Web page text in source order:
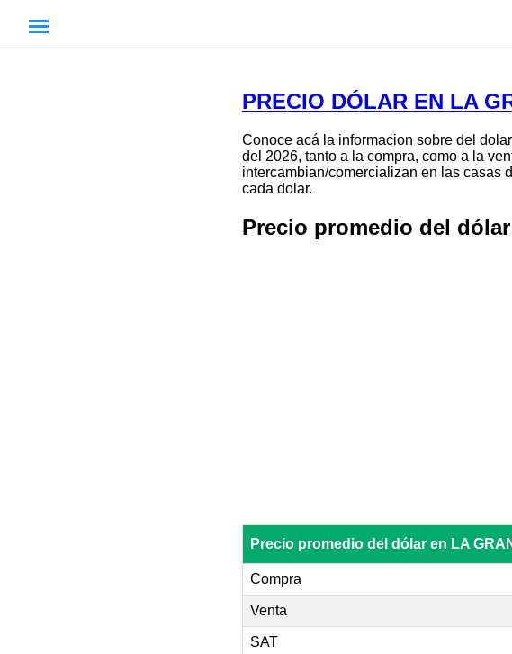
PRECIO DÓLAR EN LA
Conoce acá la informacion sobre del
del 2026, tanto a la compra, como a la
intercambian/comercializan en las casas
cada dolar.
Precio promedio del dólar
Precio promedio del dólar en LA
Compra
Venta
SAT